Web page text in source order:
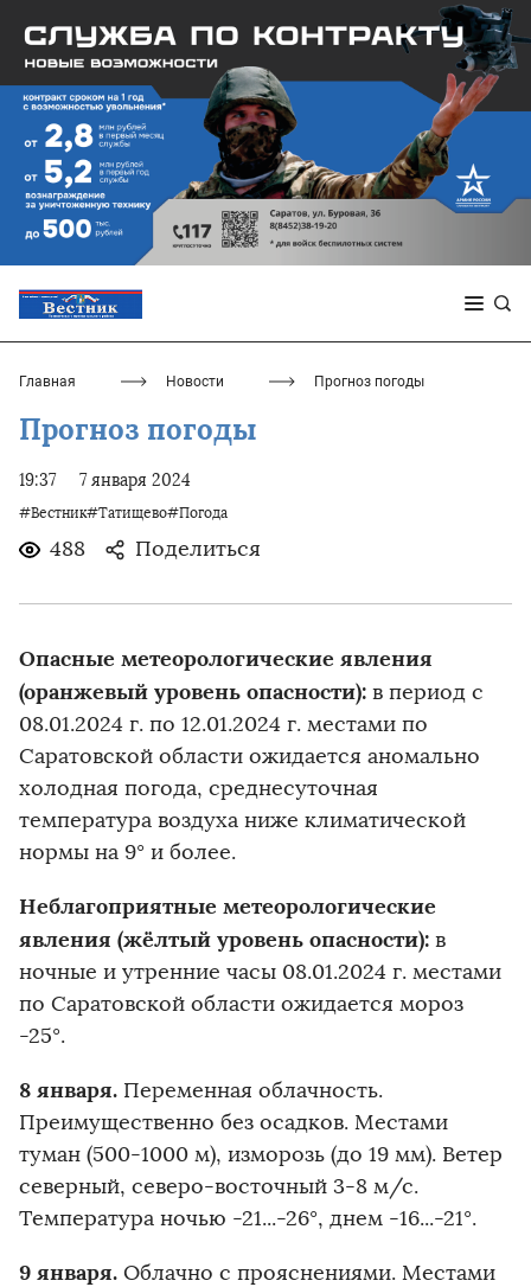
Главная Новости Прогноз погоды
Прогноз погоды
19:37 7 января 2024
#Вестник#Татищево#Погода
488 Поделиться
Опасные метеорологические явления
(оранжевый уровень опасности): в период с
08.01.2024 г. по 12.01.2024 г. местами по
Саратовской области ожидается аномально
холодная погода, среднесуточная
температура воздуха ниже климатической
нормы на 9° и более.
Неблагоприятные метеорологические
явления (жёлтый уровень опасности): в
ночные и утренние часы 08.01.2024 г. местами
по Саратовской области ожидается мороз
-25°.
8 января. Переменная облачность.
Преимущественно без осадков. Местами
туман (500-1000 м), изморозь (до 19 мм). Ветер
северный, северо-восточный 3-8 м/с.
Температура ночью -21...-26°, днем -16...-21°.
9 января. Облачно с прояснениями. Местами